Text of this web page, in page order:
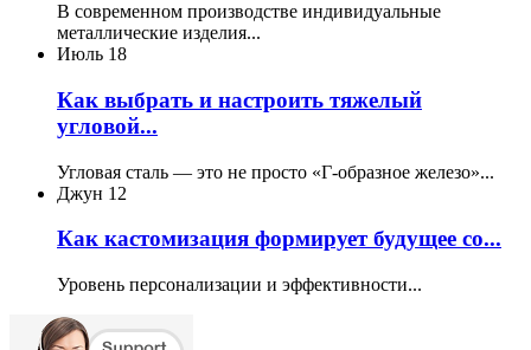
В современном производстве индивидуальные
металлические изделия...
Июль 18
Как выбрать и настроить тяжелый
угловой...
Угловая сталь — это не просто «Г-образное железо»...
Джун 12
Как кастомизация формирует будущее со...
Уровень персонализации и эффективности...